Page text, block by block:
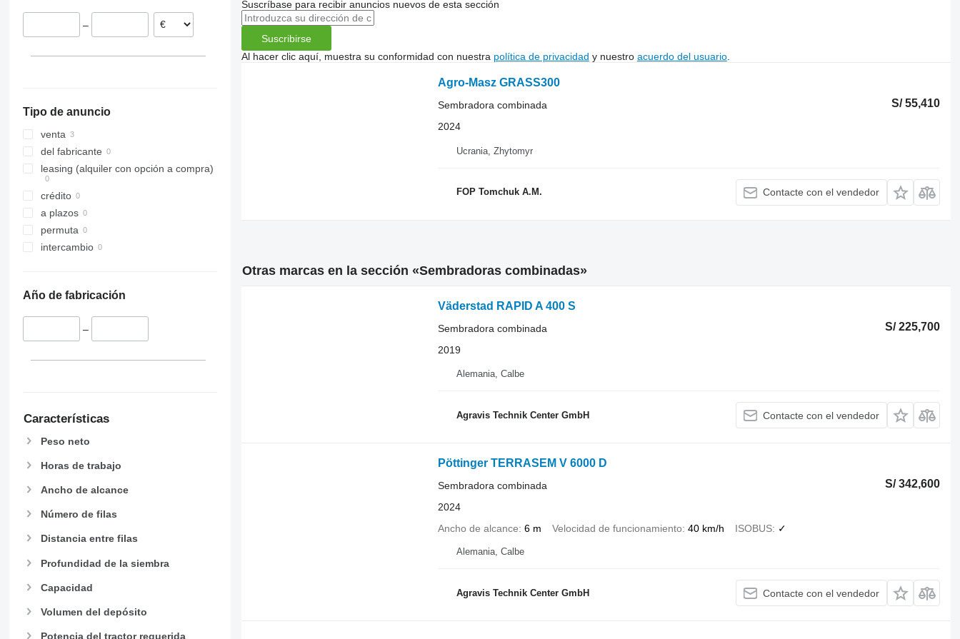
–
Tipo de anuncio
venta
del fabricante
leasing (alquiler con opción a compra)
crédito
a plazos
permuta
intercambio
Año de fabricación
–
Características
Peso neto
Horas de trabajo
Ancho de alcance
Número de filas
Distancia entre filas
Profundidad de la siembra
Capacidad
Volumen del depósito
Potencia del tractor requerida
Suscríbase para recibir anuncios nuevos de esta sección
Suscribirse
Al hacer clic aquí, muestra su conformidad con nuestra política de privacidad y nuestro acuerdo del usuario.
Agro-Masz GRASS300
S/ 55,410
Sembradora combinada
2024
Ucrania, Zhytomyr
FOP Tomchuk A.M. Contacte con el vendedor
Otras marcas en la sección «Sembradoras combinadas»
Väderstad RAPID A 400 S
S/ 225,700
Sembradora combinada
2019
Alemania, Calbe
Agravis Technik Center GmbH Contacte con el vendedor
Pöttinger TERRASEM V 6000 D
S/ 342,600
Sembradora combinada
2024
Ancho de alcance 6 m Velocidad de funcionamiento 40 km/h ISOBUS ✓
Alemania, Calbe
Agravis Technik Center GmbH Contacte con el vendedor